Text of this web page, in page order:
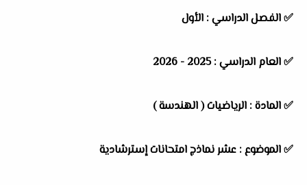
✅الفصل الدراسي : الأول
✅العام الدراسي :2025 - 2026
✅المادة : الرياضيات ( الهندسة )
✅الموضوع : عشر نماذج امتحانات إسترشادية